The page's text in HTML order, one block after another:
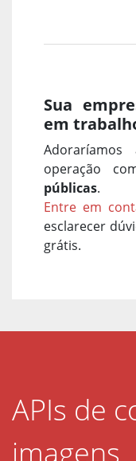
Sua
em
operação
públicas.
Entre em
esclarecer
grátis.
APIs de
imagens